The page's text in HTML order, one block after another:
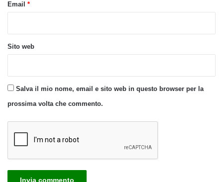
Email *
Sito web
Salva il mio nome, email e sito web in questo browser per la
prossima volta che commento.